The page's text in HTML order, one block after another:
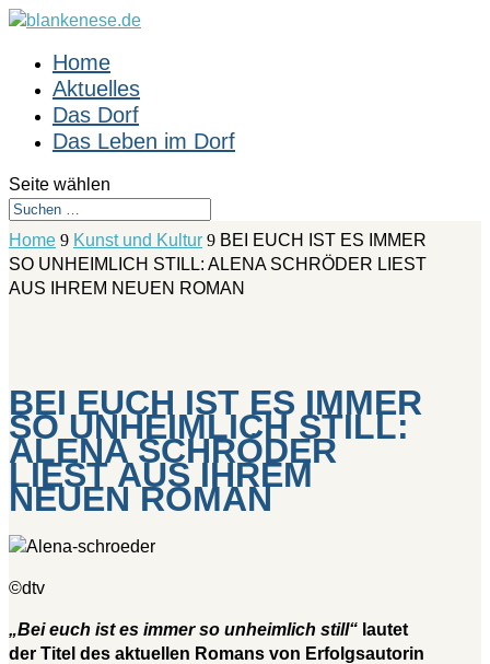
Home
Aktuelles
Das Dorf
Das Leben im Dorf
Seite wählen
Home 9 Kunst und Kultur 9 BEI EUCH IST ES IMMER
SO UNHEIMLICH STILL: ALENA SCHRÖDER LIEST
AUS IHREM NEUEN ROMAN
BEI EUCH IST ES IMMER
SO UNHEIMLICH STILL:
ALENA SCHRÖDER
LIEST AUS IHREM
NEUEN ROMAN
©dtv
„Bei euch ist es immer so unheimlich still“ lautet
der Titel des aktuellen Romans von Erfolgsautorin